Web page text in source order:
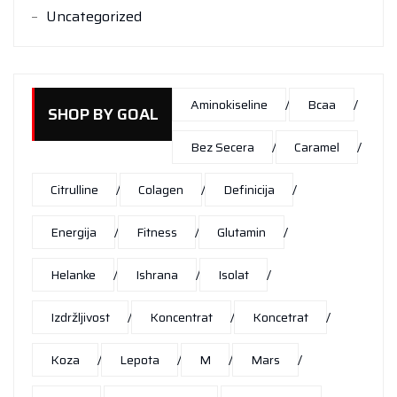
Uncategorized
SHOP BY GOAL Aminokiseline Bcaa
Bez Secera Caramel
Citrulline Colagen Definicija
Energija Fitness Glutamin
Helanke Ishrana Isolat
Izdržljivost Koncentrat Koncetrat
Koza Lepota M Mars